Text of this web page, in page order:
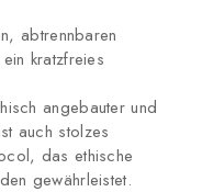
abtrennbaren
kratzfreies
angebauter und
auch stolzes
das ethische
gewährleistet.